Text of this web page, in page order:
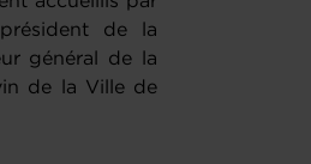
de la
général de la
de la Ville de